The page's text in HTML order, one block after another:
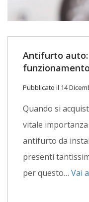
Antifurto
funzionamento
Pubblicato il 14
Quando si
vitale
antifurto da
presenti
per questo… Vai